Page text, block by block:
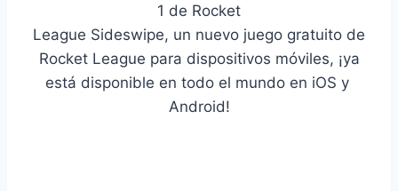
1 de Rocket
League Sideswipe, un nuevo juego gratuito de
Rocket League para dispositivos móviles, ¡ya
está disponible en todo el mundo en iOS y
Android!